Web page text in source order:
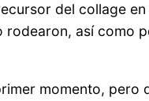
del collage
rodearon, así como
momento, pero